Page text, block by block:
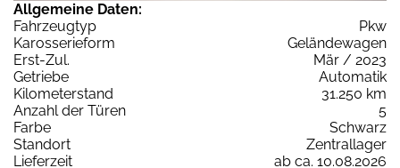
Allgemeine Daten:
Fahrzeugtyp
Pkw
Karosserieform
Geländewagen
Erst-Zul.
Mär / 2023
Getriebe
Automatik
Kilometerstand
31.250 km
Anzahl der Türen
5
Farbe
Schwarz
Standort
Zentrallager
Lieferzeit
ab ca. 10.08.2026